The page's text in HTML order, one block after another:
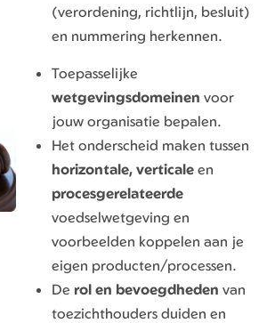
(verordening, richtlijn, besluit)
en nummering herkennen.
Toepasselijke
wetgevingsdomeinen voor
jouw organisatie bepalen.
Het onderscheid maken tussen
horizontale, verticale en
procesgerelateerde
voedselwetgeving en
voorbeelden koppelen aan je
eigen producten/processen.
De rol en bevoegdheden van
toezichthouders duiden en